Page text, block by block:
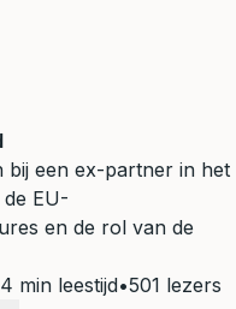
bij een ex-partner in het
EU-
en de rol van de
4 min leestijd•501 lezers